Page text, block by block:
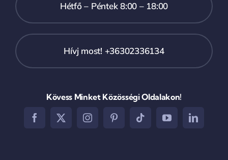
Hétfő – Péntek 8:00 – 18:00
Hívj most! +36302336134
Kövess Minket Közösségi Oldalakon!